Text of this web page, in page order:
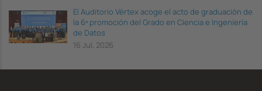
El Auditorio Vèrtex acoge el acto de graduación de
la 6ª promoción del Grado en Ciencia e Ingeniería
de Datos
16 Jul, 2026